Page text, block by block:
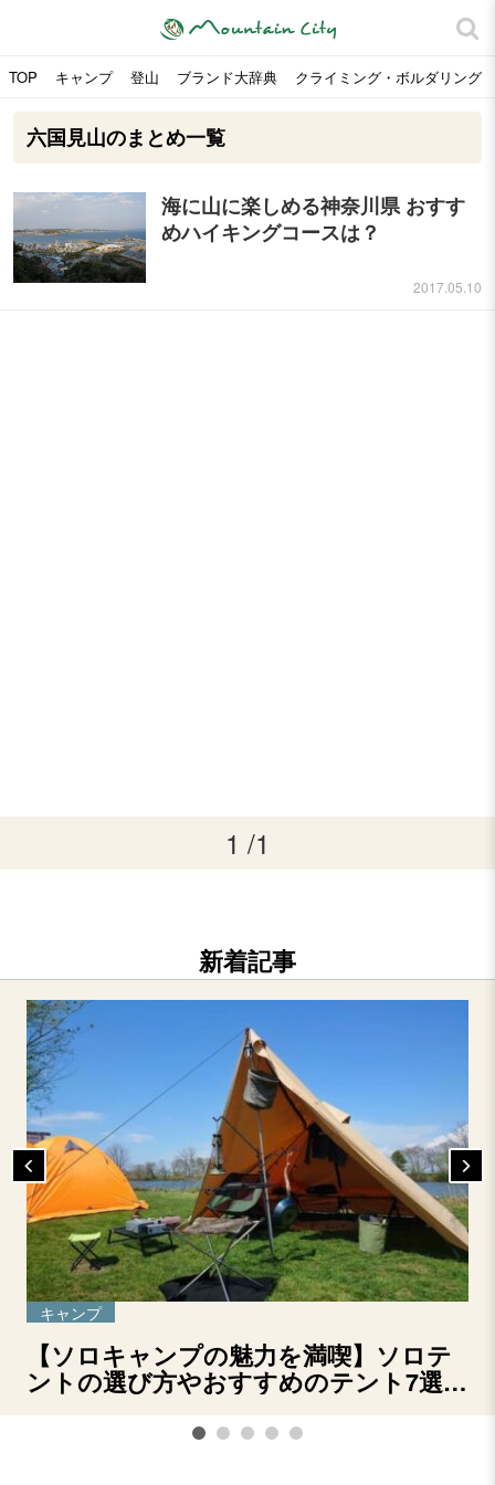
TOP キャンプ 登山 ブランド大辞典 クライミング・ボルダリング
六国見山のまとめ一覧
海に山に楽しめる神奈川県 おすす
めハイキングコースは？
2017.05.10
1 /1
新着記事
キャンプ
【ソロキャンプの魅力を満喫】ソロテ
ントの選び方やおすすめのテント7選を